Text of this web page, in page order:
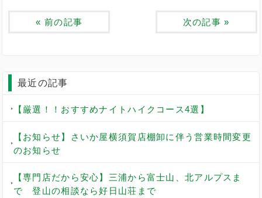
« 前の記事 次の記事 »
最近の記事
【厳選！！おすすめナイトハイクコース4選】
【お知らせ】さいか屋横須賀店棚卸に伴う営業時間変更
のお知らせ
【専門店だから安心】三浦から富士山、北アルプスま
で 登山の相談なら好日山荘まで